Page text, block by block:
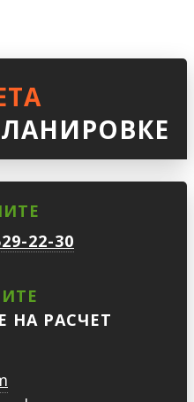
22-30
НА РАСЧЕТ